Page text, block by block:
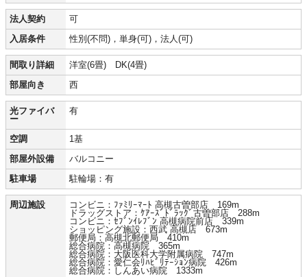
法人契約 可
入居条件 性別(不問)，単身(可)，法人(可)
間取り詳細 洋室(6畳) DK(4畳)
部屋向き 西
光ファイバ
ー
有
空調 1基
部屋外設備 バルコニー
駐車場 駐輪場：有
周辺施設
コンビニ：ﾌｧﾐﾘｰﾏｰﾄ 高槻古曽部店 169m
ドラッグストア：ｹｱｰｽﾞﾄﾞﾗｯｸﾞ古曽部店 288m
コンビニ：ｾﾌﾞﾝｲﾚﾌﾞﾝ 高槻病院前店 339m
ショッピング施設：西武 高槻店 673m
郵便局：高槻北郵便局 410m
総合病院：高槻病院 365m
総合病院：大阪医科大学附属病院 747m
総合病院：愛仁会ﾘﾊﾋﾞﾘﾃｰｼｮﾝ病院 426m
総合病院：しんあい病院 1333m